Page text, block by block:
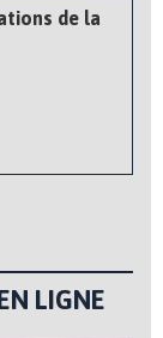
de la
LIGNE